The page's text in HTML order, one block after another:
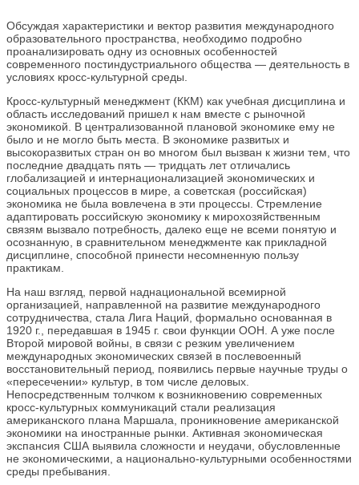
Обсуждая характеристики и вектор развития международного
образовательного пространства, необходимо подробно
проанализировать одну из основных особенностей
современного постиндустриального общества — деятельность в
условиях кросс-культурной среды.
Кросс-культурный менеджмент (ККМ) как учебная дисциплина и
область исследований пришел к нам вместе с рыночной
экономикой. В централизованной плановой экономике ему не
было и не могло быть места. В экономике развитых и
высокоразвитых стран он во многом был вызван к жизни тем, что
последние двадцать пять — тридцать лет отличались
глобализацией и интернационализацией экономических и
социальных процессов в мире, а советская (российская)
экономика не была вовлечена в эти процессы. Стремление
адаптировать российскую экономику к мирохозяйственным
связям вызвало потребность, далеко еще не всеми понятую и
осознанную, в сравнительном менеджменте как прикладной
дисциплине, способной принести несомненную пользу
практикам.
На наш взгляд, первой наднациональной всемирной
организацией, направленной на развитие международного
сотрудничества, стала Лига Наций, формально основанная в
1920 г., передавшая в 1945 г. свои функции ООН. А уже после
Второй мировой войны, в связи с резким увеличением
международных экономических связей в послевоенный
восстановительный период, появились первые научные труды о
«пересечении» культур, в том числе деловых.
Непосредственным толчком к возникновению современных
кросс-культурных коммуникаций стали реализация
американского плана Маршала, проникновение американской
экономики на иностранные рынки. Активная экономическая
экспансия США выявила сложности и неудачи, обусловленные
не экономическими, а национально-культурными особенностями
среды пребывания.